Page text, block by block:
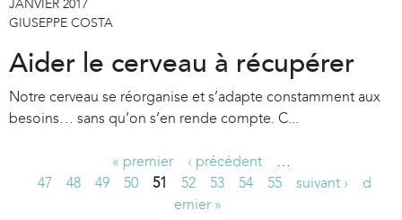
JANVIER 2017
GIUSEPPE COSTA
Aider le cerveau à récupérer
Notre cerveau se réorganise et s’adapte constamment aux
besoins… sans qu’on s’en rende compte. C...
« premier ‹ précédent
…
47
48 49 50 51 52 53 54 55 suivant ›
d
ernier »